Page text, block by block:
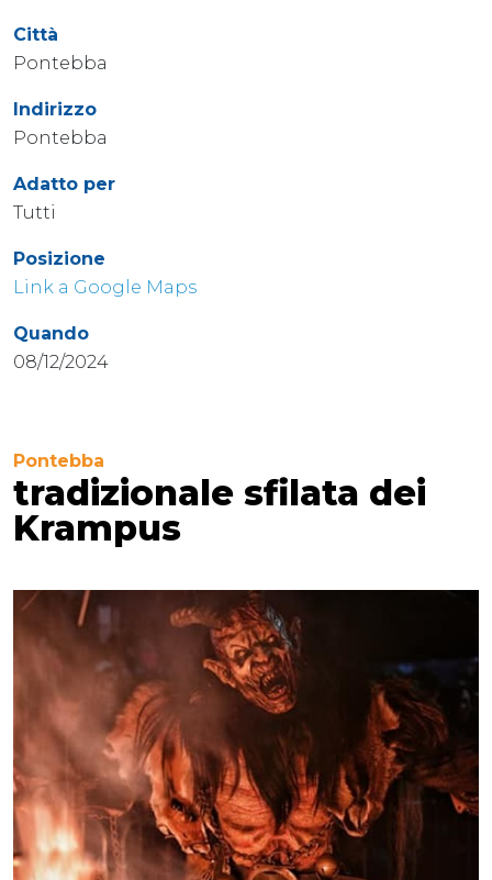
Città
Pontebba
Indirizzo
Pontebba
Adatto per
Tutti
Posizione
Link a Google Maps
Quando
08/12/2024
Pontebba
tradizionale sfilata dei
Krampus